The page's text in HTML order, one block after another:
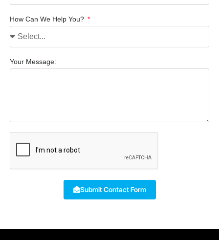
How Can We Help You?
Your Message:
Submit Contact Form